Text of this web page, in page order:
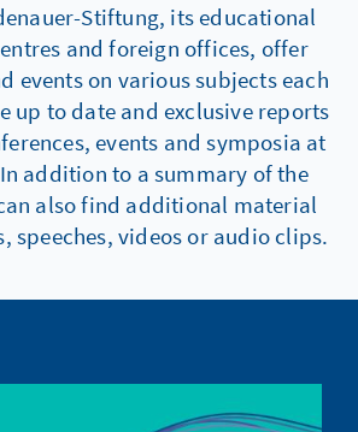
Stiftung, its educational
and foreign offices, offer
events on various subjects each
up to date and exclusive reports
events and symposia at
addition to a summary of the
also find additional material
speeches, videos or audio clips.